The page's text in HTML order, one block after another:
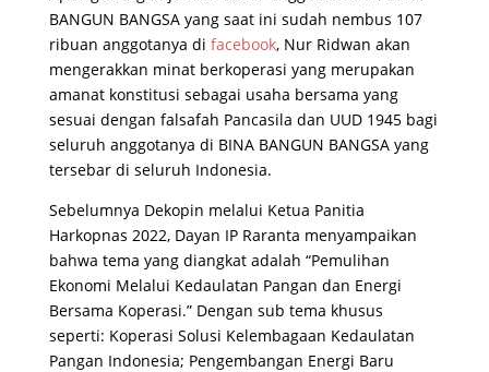
BANGUN BANGSA yang saat ini sudah nembus 107
ribuan anggotanya di facebook, Nur Ridwan akan
mengerakkan minat berkoperasi yang merupakan
amanat konstitusi sebagai usaha bersama yang
sesuai dengan falsafah Pancasila dan UUD 1945 bagi
seluruh anggotanya di BINA BANGUN BANGSA yang
tersebar di seluruh Indonesia.
Sebelumnya Dekopin melalui Ketua Panitia
Harkopnas 2022, Dayan IP Raranta menyampaikan
bahwa tema yang diangkat adalah “Pemulihan
Ekonomi Melalui Kedaulatan Pangan dan Energi
Bersama Koperasi.” Dengan sub tema khusus
seperti: Koperasi Solusi Kelembagaan Kedaulatan
Pangan Indonesia; Pengembangan Energi Baru